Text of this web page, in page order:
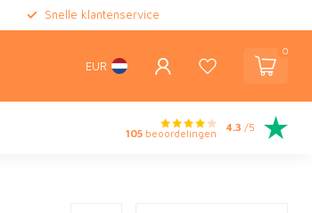
Snelle klantenservice
EUR
0
105beoordelingen
4.3 /5